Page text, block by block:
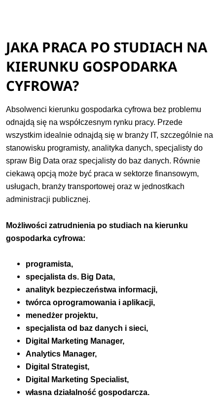
JAKA PRACA PO STUDIACH NA
KIERUNKU GOSPODARKA
CYFROWA?
Absolwenci kierunku gospodarka cyfrowa bez problemu
odnajdą się na współczesnym rynku pracy. Przede
wszystkim idealnie odnajdą się w branży IT, szczególnie na
stanowisku programisty, analityka danych, specjalisty do
spraw Big Data oraz specjalisty do baz danych. Równie
ciekawą opcją może być praca w sektorze finansowym,
usługach, branży transportowej oraz w jednostkach
administracji publicznej.
Możliwości zatrudnienia po studiach na kierunku
gospodarka cyfrowa:
programista,
specjalista ds. Big Data,
analityk bezpieczeństwa informacji,
twórca oprogramowania i aplikacji,
menedżer projektu,
specjalista od baz danych i sieci,
Digital Marketing Manager,
Analytics Manager,
Digital Strategist,
Digital Marketing Specialist,
własna działalność gospodarcza.